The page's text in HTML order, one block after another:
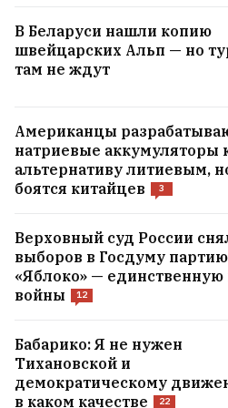
В Беларуси нашли копию
швейцарских Альп — но
там не ждут
Американцы
натриевые аккумуляторы
альтернативу литиевым,
боятся китайцев
3
Верховный суд России
выборов в Госдуму партию
«Яблоко» — единственную
войны
12
Бабарико: Я не нужен
Тихановской и
демократическому
в каком качестве
22
Как белоруска с
стала профессором